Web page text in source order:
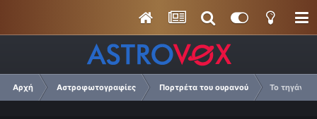
Αρχή Αστροφωτογραφίες Πορτρέτα του ουρανού Το τηγάνι